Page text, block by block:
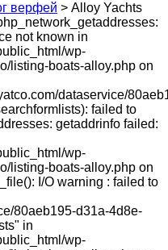
верфей > Alloy Yachts
not known in
wp-
listing-boats-alloy.php on
dataservice/
failed to
getaddrinfo failed:
wp-
listing-boats-alloy.php on
I/O warning : failed to
80aeb195-d31a-4d8e-
in
wp-